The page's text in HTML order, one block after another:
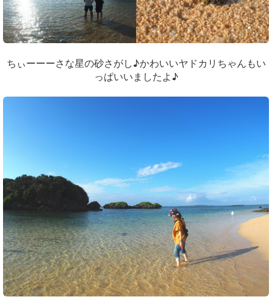
ちぃーーーさな星の砂さがし♪かわいいヤドカリちゃんもい
っぱいいましたよ♪